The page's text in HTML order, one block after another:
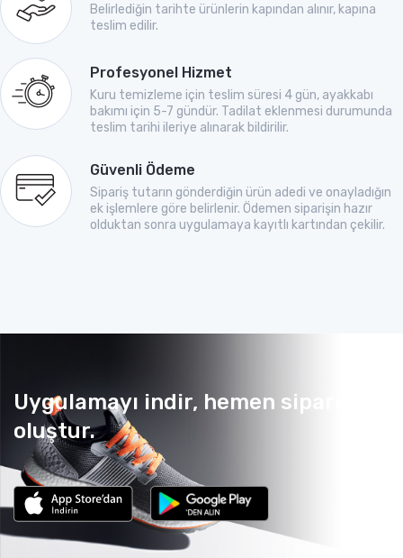
Belirlediğin tarihte ürünlerin kapından alınır, kapına
teslim edilir.
Profesyonel Hizmet
Kuru temizleme için teslim süresi 4 gün, ayakkabı
bakımı için 5-7 gündür. Tadilat eklenmesi durumunda
teslim tarihi ileriye alınarak bildirilir.
Güvenli Ödeme
Sipariş tutarın gönderdiğin ürün adedi ve onayladığın
ek işlemlere göre belirlenir. Ödemen siparişin hazır
olduktan sonra uygulamaya kayıtlı kartından çekilir.
Uygulamayı indir, hemen sipariş
oluştur.